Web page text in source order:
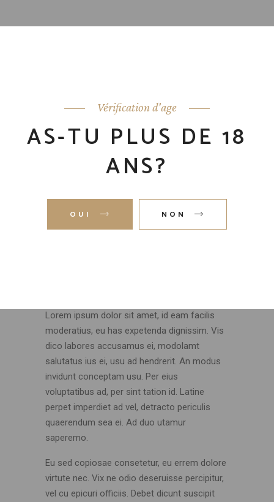
Vérification d'age
AS-TU PLUS DE 18
ANS?
OUI NON
voluptatibus ad, per sint tation id. Latine
quaerendum sea ei.
Lorem ipsum dolor sit amet, id eam facilis
moderatius, eu has expetenda dignissim. Vis
dico labores accusamus ei, modolamt
salutatus ius ei, usu ad hendrerit. An modus
invidunt conceptam usu. Per eius
voluptatibus ad, per sint tation id. Latine
perpet imperdiet ad vel, detracto periculis
quaerendum sea ei. Ad duo utamur
saperemo.
Eu sed copiosae consetetur, eu errem dolore
virtute nec. Vix ne odio deseruisse percipitur,
vel cu epicuri officiis. Debet dicunt suscipit